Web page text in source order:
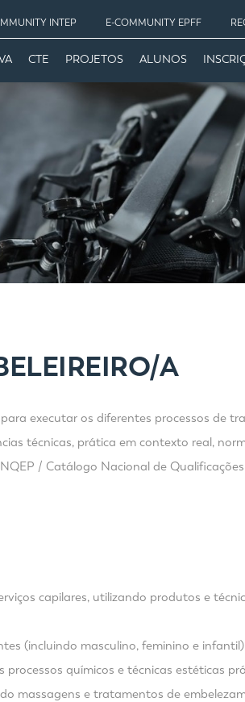
INTEP E-COMMUNITY EPFF
CTE PROJETOS ALUNOS
A
executar os diferentes processos de
técnicas, prática em contexto real,
/ Catálogo Nacional de
capilares, utilizando produtos e
(incluindo masculino, feminino e
químicos e técnicas estéticas
massagens e tratamentos de